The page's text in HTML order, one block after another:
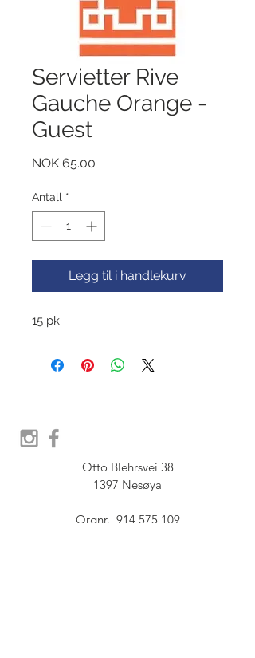
Servietter Rive
Gauche Orange -
Guest
NOK 65.00
Antall *
Legg til i handlekurv
15 pk
Otto Blehrsvei 38
1397 Nesøya
Orgnr.  914 575 109